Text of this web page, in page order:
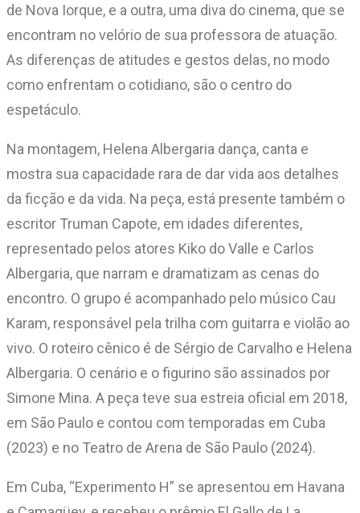
de Nova Iorque, e a outra, uma diva do cinema, que se
encontram no velório de sua professora de atuação.
As diferenças de atitudes e gestos delas, no modo
como enfrentam o cotidiano, são o centro do
espetáculo.
Na montagem, Helena Albergaria dança, canta e
mostra sua capacidade rara de dar vida aos detalhes
da ficção e da vida. Na peça, está presente também o
escritor Truman Capote, em idades diferentes,
representado pelos atores Kiko do Valle e Carlos
Albergaria, que narram e dramatizam as cenas do
encontro. O grupo é acompanhado pelo músico Cau
Karam, responsável pela trilha com guitarra e violão ao
vivo. O roteiro cênico é de Sérgio de Carvalho e Helena
Albergaria. O cenário e o figurino são assinados por
Simone Mina. A peça teve sua estreia oficial em 2018,
em São Paulo e contou com temporadas em Cuba
(2023) e no Teatro de Arena de São Paulo (2024).
Em Cuba, “Experimento H” se apresentou em Havana